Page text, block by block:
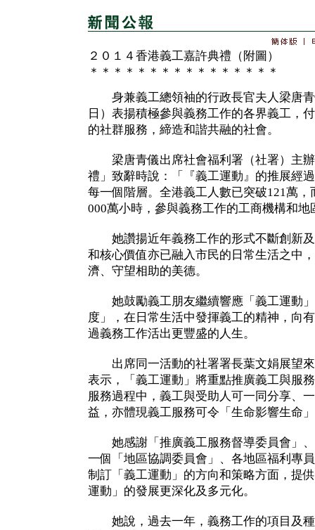
２０１４香港義工嘉許典禮（附圖）
＊＊＊＊＊＊＊＊＊＊＊＊＊＊＊＊
身兼義工總領袖的行政長官夫人梁唐青
日）表揚積極參與義務工作的各界義工，
的社群服務，締造和諧共融的社會。
梁唐青儀出席社會福利署（社署）主辦
禮」致辭時說：「『義工運動』的推展經
每一個階層。全港義工人數已突破121萬
000萬小時，參與義務工作的工商機構和
她讚揚近年義務工作的形式不斷創新及
和核心價值亦已融入市民的日常生活之中
濟、守望相助的美德。
她鼓勵義工朋友繼續響應「義工運動」
度」，在日常生活中發揮義工的精神，向
過義務工作活出更豐盛的人生。
出席同一活動的社署署長葉文娟展望來
表示，「義工運動」將重點推廣義工與服
服務過程中，義工與受助人可一同分享、
益，亦體現義工服務可令「生命影響生命
她感謝「推廣義工服務督導委員會」、
一個「地區協調委員會」、各地區福利專
制訂「義工運動」的方向和策略方面，提
運動」的發展更深化及多元化。
她說，過去一年，義務工作的項目及種